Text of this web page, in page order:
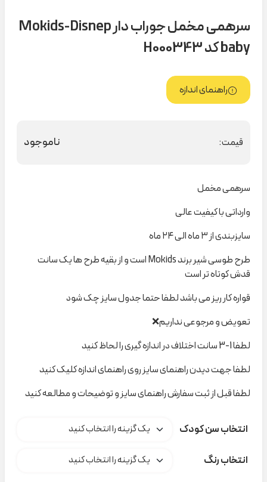
سرهمی مخمل جوراب دار Mokids-Disnep
baby کد H000343
راهنمای اندازه
قیمت: ناموجود
سرهمی مخمل
وارداتی با کیفیت عالی
سایزبندی از ۳ ماه الی ۲۴ ماه
طرح طوسی شیر برند Mokids است و از بقیه طرح ها یک سانت
قدش کوتاه تر است
قواره کار ریز می باشد لطفا حتما جدول سایز چک شود
تعویض و مرجوعی نداریم❌
لطفا 1-3 سانت اختلاف در اندازه گیری را لحاظ کنید
لطفا جهت دیدن راهنمای سایز روی راهنمای اندازه کلیک کنید
لطفا قبل از ثبت سفارش راهنمای سایز و توضیحات و مطالعه کنید
انتخاب سن کودک
انتخاب رنگ